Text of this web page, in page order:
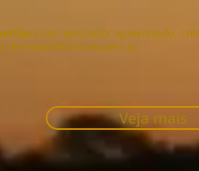
é um pescador apaixonado,
de experiência na pesca.
Veja mais